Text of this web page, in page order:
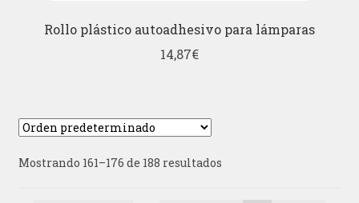
Rollo plástico autoadhesivo para lámparas
14,87€
Mostrando 161–176 de 188 resultados